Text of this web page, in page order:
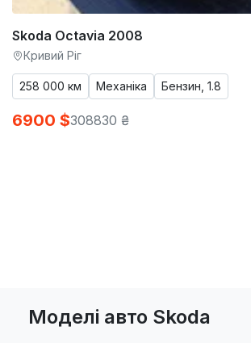
Skoda Octavia 2008
Кривий Ріг
258 000 км Механіка Бензин, 1.8
6900 $308830 ₴
Моделі авто Skoda